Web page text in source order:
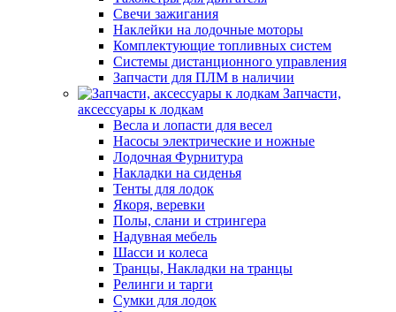
Свечи зажигания
Наклейки на лодочные моторы
Комплектующие топливных систем
Системы дистанционного управления
Запчасти для ПЛМ в наличии
Запчасти,
аксессуары к лодкам
Весла и лопасти для весел
Насосы электрические и ножные
Лодочная Фурнитура
Накладки на сиденья
Тенты для лодок
Якоря, веревки
Полы, слани и стрингера
Надувная мебель
Шасси и колеса
Транцы, Накладки на транцы
Релинги и тарги
Сумки для лодок